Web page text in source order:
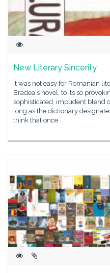
New Literary Sincerity
It was not easy for Romanian
Bradea's novel, to its so
sophisticated, impudent blend
long as the dictionary
think that once